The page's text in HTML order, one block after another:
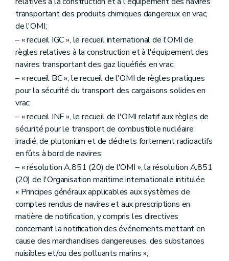
transportant des produits chimiques dangereux en vrac,
de l'OMI;
– « recueil IGC », le recueil international de l'OMI de
règles relatives à la construction et à l'équipement des
navires transportant des gaz liquéfiés en vrac;
– « recueil BC », le recueil de l'OMI de règles pratiques
pour la sécurité du transport des cargaisons solides en
vrac;
– « recueil INF », le recueil de l'OMI relatif aux règles de
sécurité pour le transport de combustible nucléaire
irradié, de plutonium et de déchets fortement radioactifs
en fûts à bord de navires;
– « résolution A.851 (20) de l'OMI », la résolution A.851
(20) de l'Organisation maritime internationale intitulée
« Principes généraux applicables aux systèmes de
comptes rendus de navires et aux prescriptions en
matière de notification, y compris les directives
concernant la notification des événements mettant en
cause des marchandises dangereuses, des substances
nuisibles et/ou des polluants marins »;